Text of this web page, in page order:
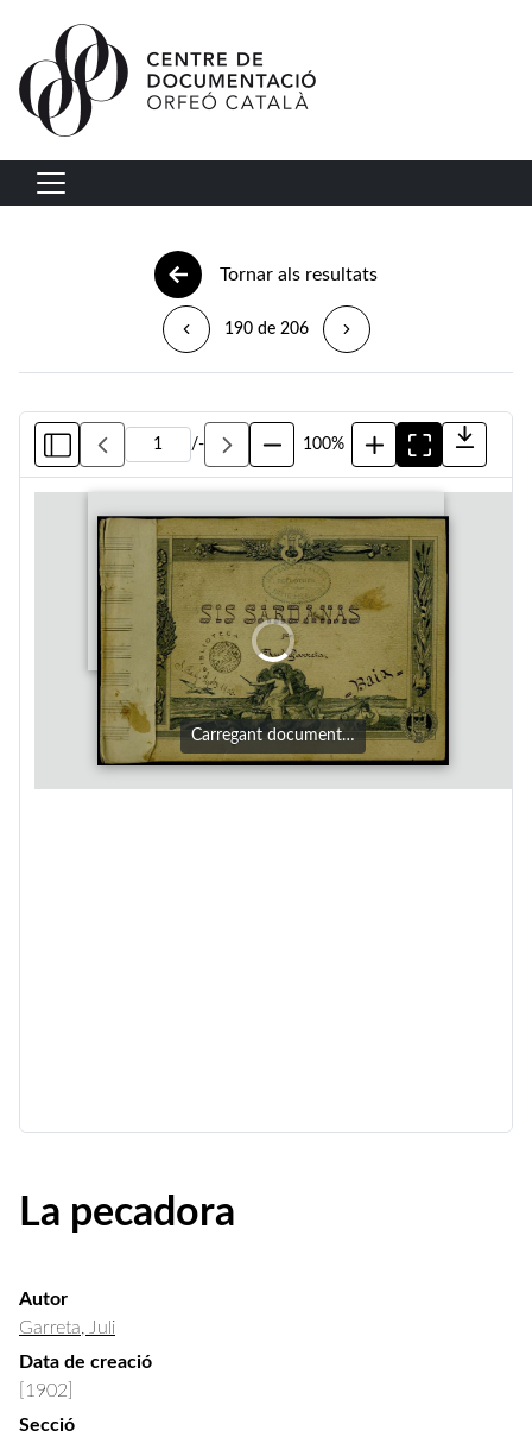
Vés al contingut
Navegació principal
Tornar als resultats
190 de 206
/- 100%
Carregant document…
La pecadora
Autor
Garreta, Juli
Data de creació
[1902]
Secció